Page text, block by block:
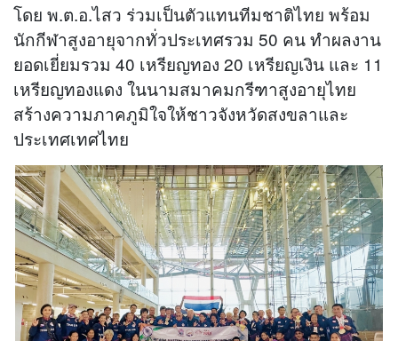
โดย พ.ต.อ.ไสว ร่วมเป็นตัวแทนทีมชาติไทย พร้อม
นักกีฬาสูงอายุจากทั่วประเทศรวม 50 คน ทำผลงาน
ยอดเยี่ยมรวม 40 เหรียญทอง 20 เหรียญเงิน และ 11
เหรียญทองแดง ในนามสมาคมกรีฑาสูงอายุไทย
สร้างความภาคภูมิใจให้ชาวจังหวัดสงขลาและ
ประเทศเทศไทย